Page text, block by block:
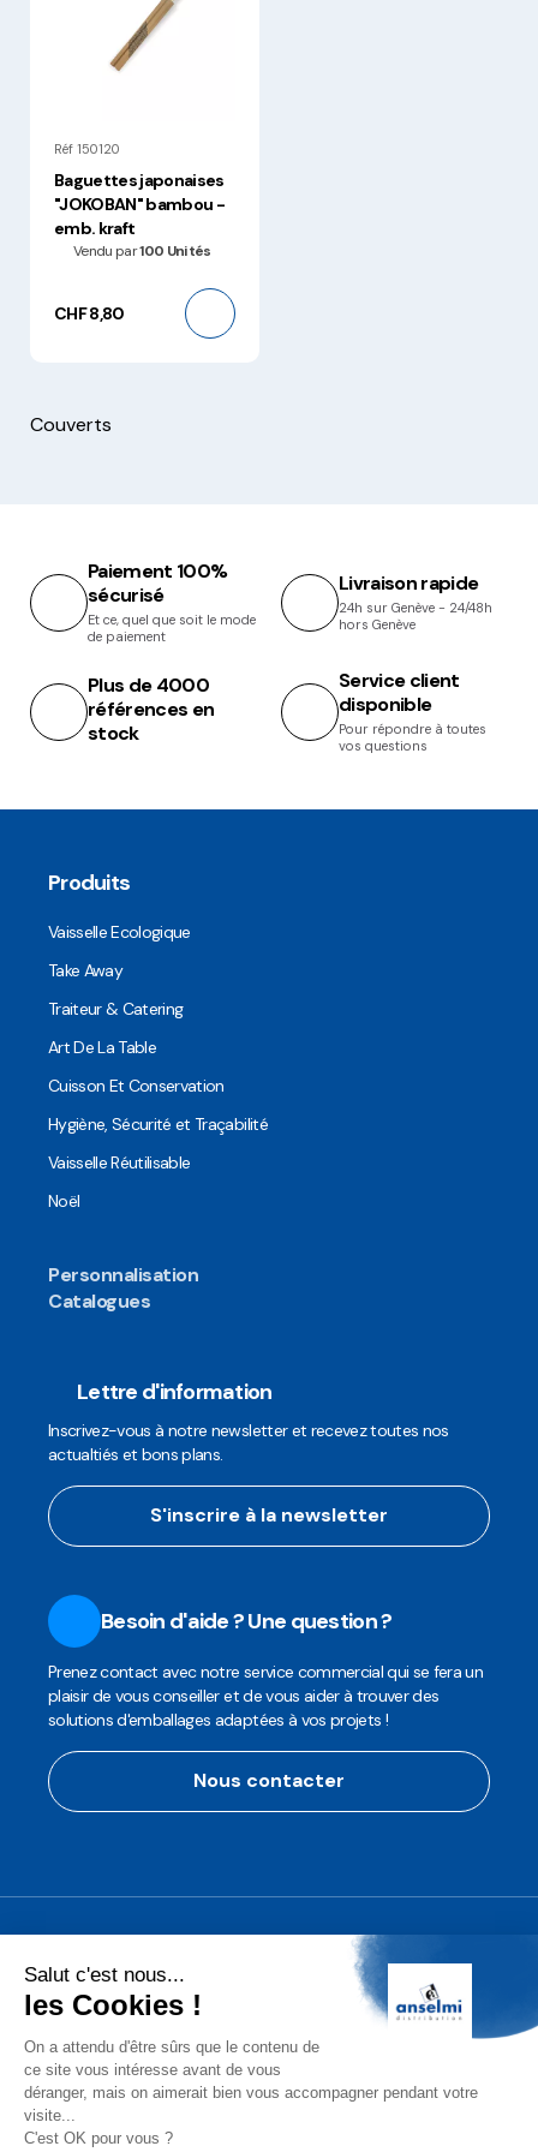
Réf 150120
Baguettes japonaises
"JOKOBAN" bambou -
emb. kraft
Vendu par100 Unités
CHF 8,80
Couverts
Paiement 100%
sécurisé
Et ce, quel que soit le mode
de paiement
Livraison rapide
24h sur Genève - 24/48h
hors Genève
Plus de 4000
références en
stock
Service client
disponible
Pour répondre à toutes
vos questions
Produits
Vaisselle Ecologique
Take Away
Traiteur & Catering
Art De La Table
Cuisson Et Conservation
Hygiène, Sécurité et Traçabilité
Vaisselle Réutilisable
Noël
Personnalisation
Catalogues
Lettre d'information
Inscrivez-vous à notre newsletter et recevez toutes nos
actualtiés et bons plans.
S'inscrire à la newsletter
Besoin d'aide ? Une question ?
Prenez contact avec notre service commercial qui se fera un
plaisir de vous conseiller et de vous aider à trouver des
solutions d'emballages adaptées à vos projets !
Nous contacter
Anselmi Décoration
Découvrez notre assortiment de
décorations professionnelles pour les
Conditions Générales de Vente (CGV)
Mentions légales
Protection des Données